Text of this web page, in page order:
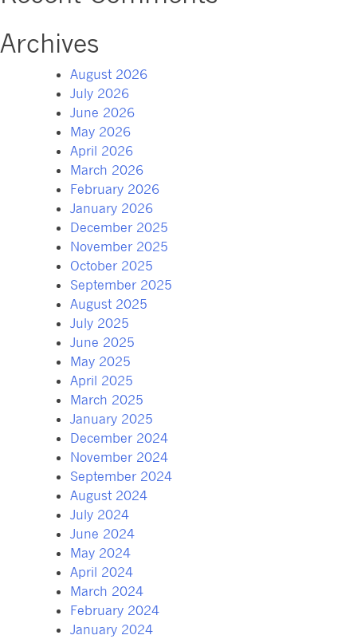
Archives
August 2026
July 2026
June 2026
May 2026
April 2026
March 2026
February 2026
January 2026
December 2025
November 2025
October 2025
September 2025
August 2025
July 2025
June 2025
May 2025
April 2025
March 2025
January 2025
December 2024
November 2024
September 2024
August 2024
July 2024
June 2024
May 2024
April 2024
March 2024
February 2024
January 2024